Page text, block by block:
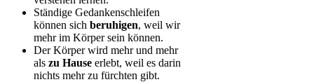
Ständige Gedankenschleifen
können sich beruhigen, weil wir
mehr im Körper sein können.
Der Körper wird mehr und mehr
als zu Hause erlebt, weil es darin
nichts mehr zu fürchten gibt.